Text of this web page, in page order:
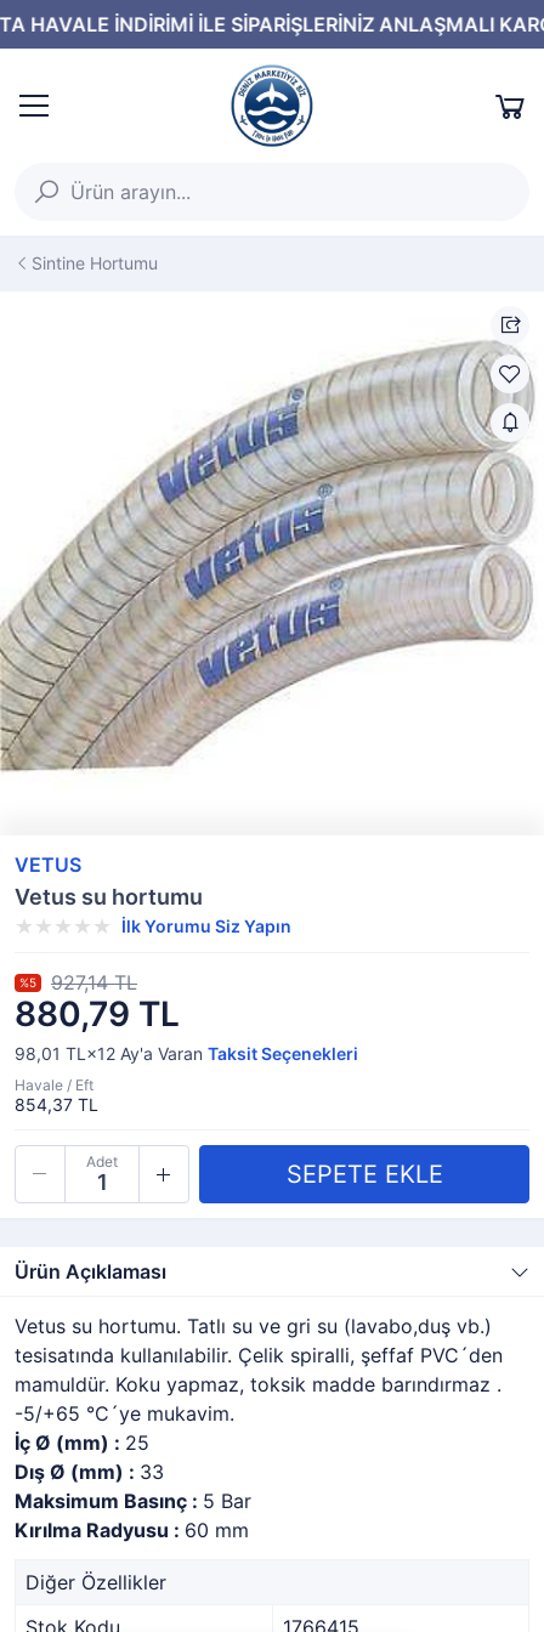
Sintine Hortumu
VETUS
Vetus su hortumu
İlk Yorumu Siz Yapın
880,79 TL
%5 927,14 TL
98,01 TL×12 Ay'a Varan Taksit Seçenekleri
Havale / Eft
854,37 TL
Adet
Ürün Açıklaması
Vetus su hortumu. Tatlı su ve gri su (lavabo,duş vb.)
tesisatında kullanılabilir. Çelik spiralli, şeffaf PVC´den
mamuldür. Koku yapmaz, toksik madde barındırmaz .
-5/+65 °C´ye mukavim.
İç Ø (mm) : 25
Dış Ø (mm) : 33
Maksimum Basınç : 5 Bar
Kırılma Radyusu : 60 mm
Diğer Özellikler
Stok Kodu
1766415